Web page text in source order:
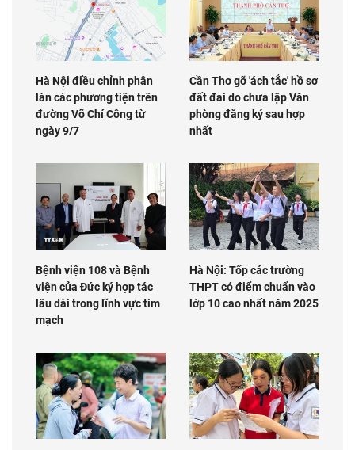
Hà Nội điều chỉnh phân
làn các phương tiện trên
đường Võ Chí Công từ
ngày 9/7
Cần Thơ gỡ 'ách tắc' hồ sơ
đất đai do chưa lập Văn
phòng đăng ký sau hợp
nhất
Bệnh viện 108 và Bệnh
viện của Đức ký hợp tác
lâu dài trong lĩnh vực tim
mạch
Hà Nội: Tốp các trường
THPT có điểm chuẩn vào
lớp 10 cao nhất năm 2025